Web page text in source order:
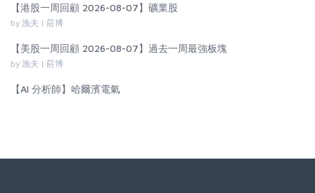
【港股一周回顧 2026-08-07】礦業股
by 漁夫 | 莊博
【美股一周回顧 2026-08-07】過去一周最強板塊
by 漁夫 | 莊博
【AI 分析師】哈爾濱電氣